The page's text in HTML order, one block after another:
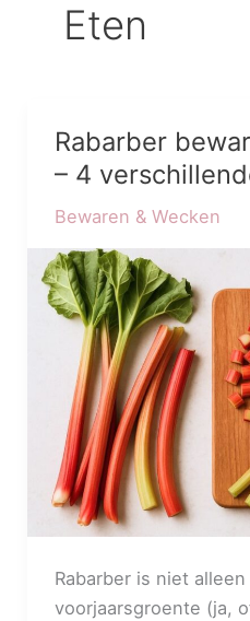
Eten
Rabarber
– 4
Bewaren & Wecken
Rabarber is niet
voorjaarsgroente (ja,
Rabarber
bewaren
inmaken
–
4
verschillende
methoden